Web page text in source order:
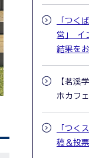
「つく
営」 イ
結果を
【茗溪
ホカフ
「つく
稿＆投票